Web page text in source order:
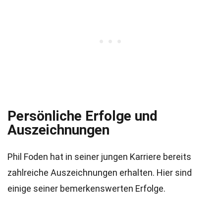
Persönliche Erfolge und
Auszeichnungen
Phil Foden hat in seiner jungen Karriere bereits
zahlreiche Auszeichnungen erhalten. Hier sind
einige seiner bemerkenswerten Erfolge.